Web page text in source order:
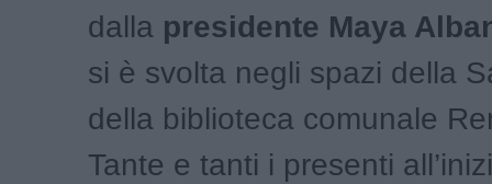
dalla presidente Maya
si è svolta negli spazi della
della biblioteca comunale
Tante e tanti i presenti